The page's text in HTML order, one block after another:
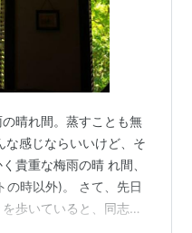
晴れ間。蒸すことも無
な感じならいいけど、そ
貴重な梅雨の晴 れ間、
の時以外)。 さて、先日
歩いていると、同志社